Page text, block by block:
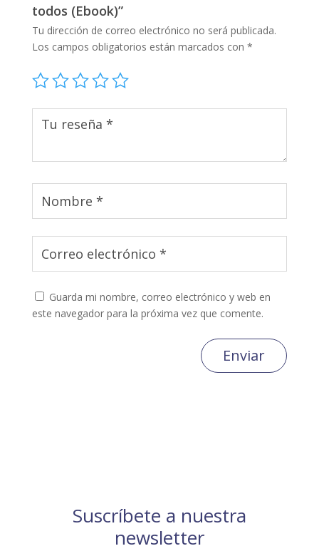
todos (Ebook)”
Tu dirección de correo electrónico no será publicada.
Los campos obligatorios están marcados con *
Guarda mi nombre, correo electrónico y web en
este navegador para la próxima vez que comente.
Enviar
Suscríbete a nuestra
newsletter